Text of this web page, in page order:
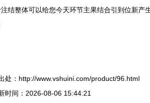
结整体可以给您今天环节主果结合引到位新
处：http://www.vshuini.com/product/96.html
时间：2026-08-06 15:44:21